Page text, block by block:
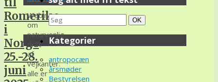
Romerike
i
Norge
25.-28.
juni
Webinar
om
naturvenlig
drift
af
vejkanter.
alle er
Search
for:
Søg
OK
Kategorier
antropocæn
årsmøder
Bestyrelsen